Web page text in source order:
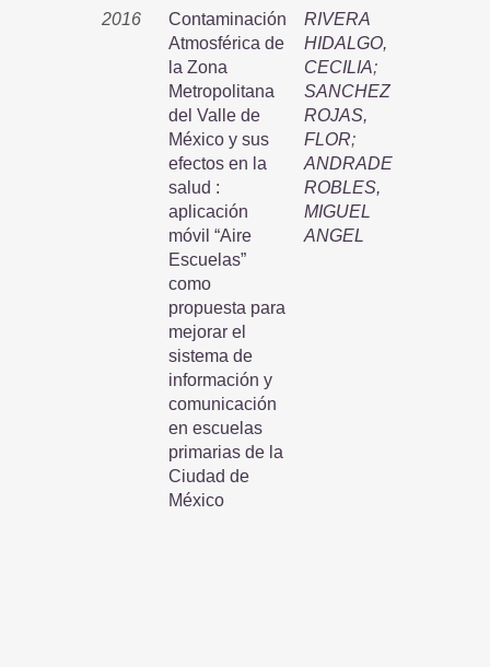
2016
Contaminación
Atmosférica de
la Zona
Metropolitana
del Valle de
México y sus
efectos en la
salud :
aplicación
móvil “Aire
Escuelas”
como
propuesta para
mejorar el
sistema de
información y
comunicación
en escuelas
primarias de la
Ciudad de
México
RIVERA
HIDALGO,
CECILIA;
SANCHEZ
ROJAS,
FLOR;
ANDRADE
ROBLES,
MIGUEL
ANGEL